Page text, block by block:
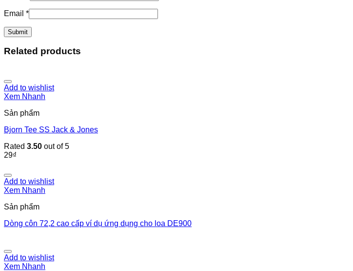
Email *
Related products
Add to wishlist
Xem Nhanh
Sản phẩm
Bjorn Tee SS Jack & Jones
Rated 3.50 out of 5
29₫
Add to wishlist
Xem Nhanh
Sản phẩm
Dòng côn 72,2 cao cấp ví dụ ứng dụng cho loa DE900
Add to wishlist
Xem Nhanh